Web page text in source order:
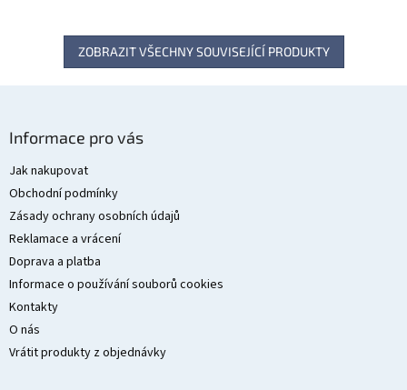
ZOBRAZIT VŠECHNY SOUVISEJÍCÍ PRODUKTY
Informace pro vás
Jak nakupovat
Obchodní podmínky
Zásady ochrany osobních údajů
Reklamace a vrácení
Doprava a platba
Informace o používání souborů cookies
Kontakty
O nás
Vrátit produkty z objednávky